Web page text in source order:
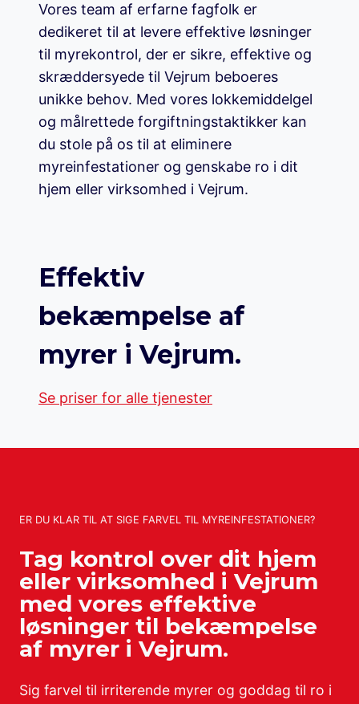
Vores team af erfarne fagfolk er
dedikeret til at levere effektive løsninger
til myrekontrol, der er sikre, effektive og
skræddersyede til Vejrum beboeres
unikke behov. Med vores lokkemiddelgel
og målrettede forgiftningstaktikker kan
du stole på os til at eliminere
myreinfestationer og genskabe ro i dit
hjem eller virksomhed i Vejrum.
Effektiv
bekæmpelse af
myrer i Vejrum.
Se priser for alle tjenester
ER DU KLAR TIL AT SIGE FARVEL TIL MYREINFESTATIONER?
Tag kontrol over dit hjem
eller virksomhed i Vejrum
med vores effektive
løsninger til bekæmpelse
af myrer i Vejrum.
Sig farvel til irriterende myrer og goddag til ro i